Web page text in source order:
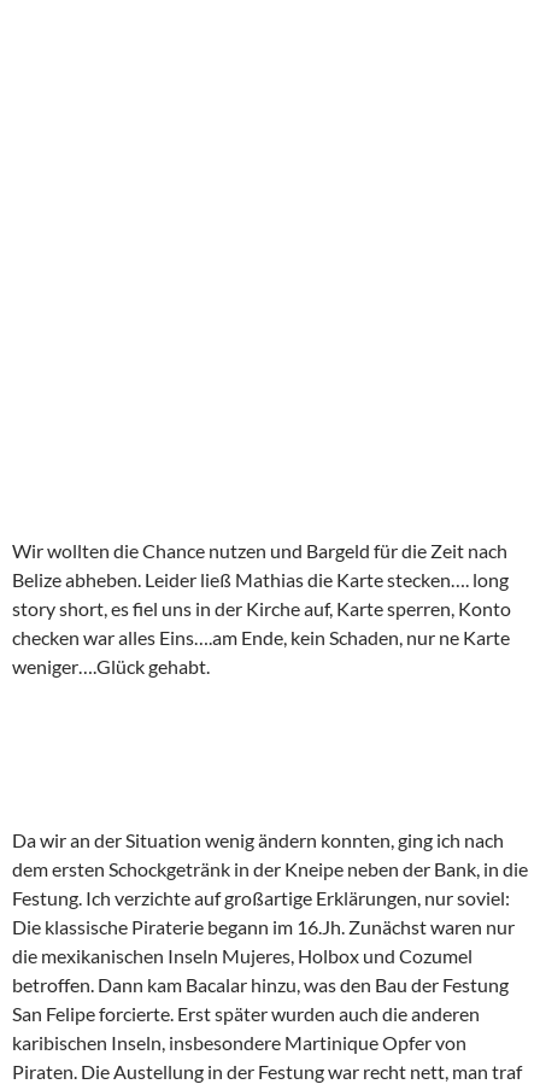
Wir wollten die Chance nutzen und Bargeld für die Zeit nach
Belize abheben. Leider ließ Mathias die Karte stecken…. long
story short, es fiel uns in der Kirche auf, Karte sperren, Konto
checken war alles Eins….am Ende, kein Schaden, nur ne Karte
weniger….Glück gehabt.
Da wir an der Situation wenig ändern konnten, ging ich nach
dem ersten Schockgetränk in der Kneipe neben der Bank, in die
Festung. Ich verzichte auf großartige Erklärungen, nur soviel:
Die klassische Piraterie begann im 16.Jh. Zunächst waren nur
die mexikanischen Inseln Mujeres, Holbox und Cozumel
betroffen. Dann kam Bacalar hinzu, was den Bau der Festung
San Felipe forcierte. Erst später wurden auch die anderen
karibischen Inseln, insbesondere Martinique Opfer von
Piraten. Die Austellung in der Festung war recht nett, man traf